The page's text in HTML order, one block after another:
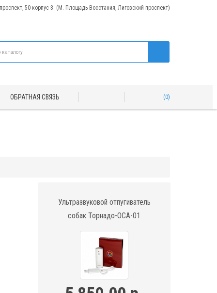
50 корпус 3. (М. Площадь Восстания, Лиговский проспект)
ОБРАТНАЯ СВЯЗЬ 0
Ультразвуковой отпугиватель
собак Торнадо-ОСА-01